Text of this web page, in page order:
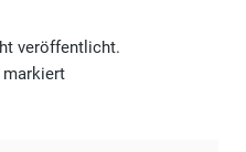
veröffentlicht.
markiert